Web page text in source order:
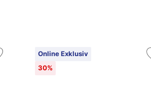
Online Exklusiv
30%